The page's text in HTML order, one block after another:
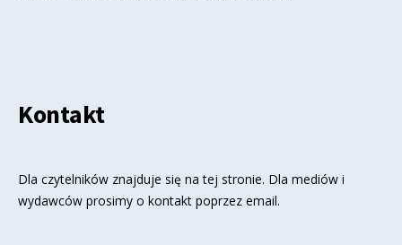
Kontakt
Dla czytelników znajduje się na tej stronie. Dla mediów i
wydawców prosimy o kontakt poprzez email.